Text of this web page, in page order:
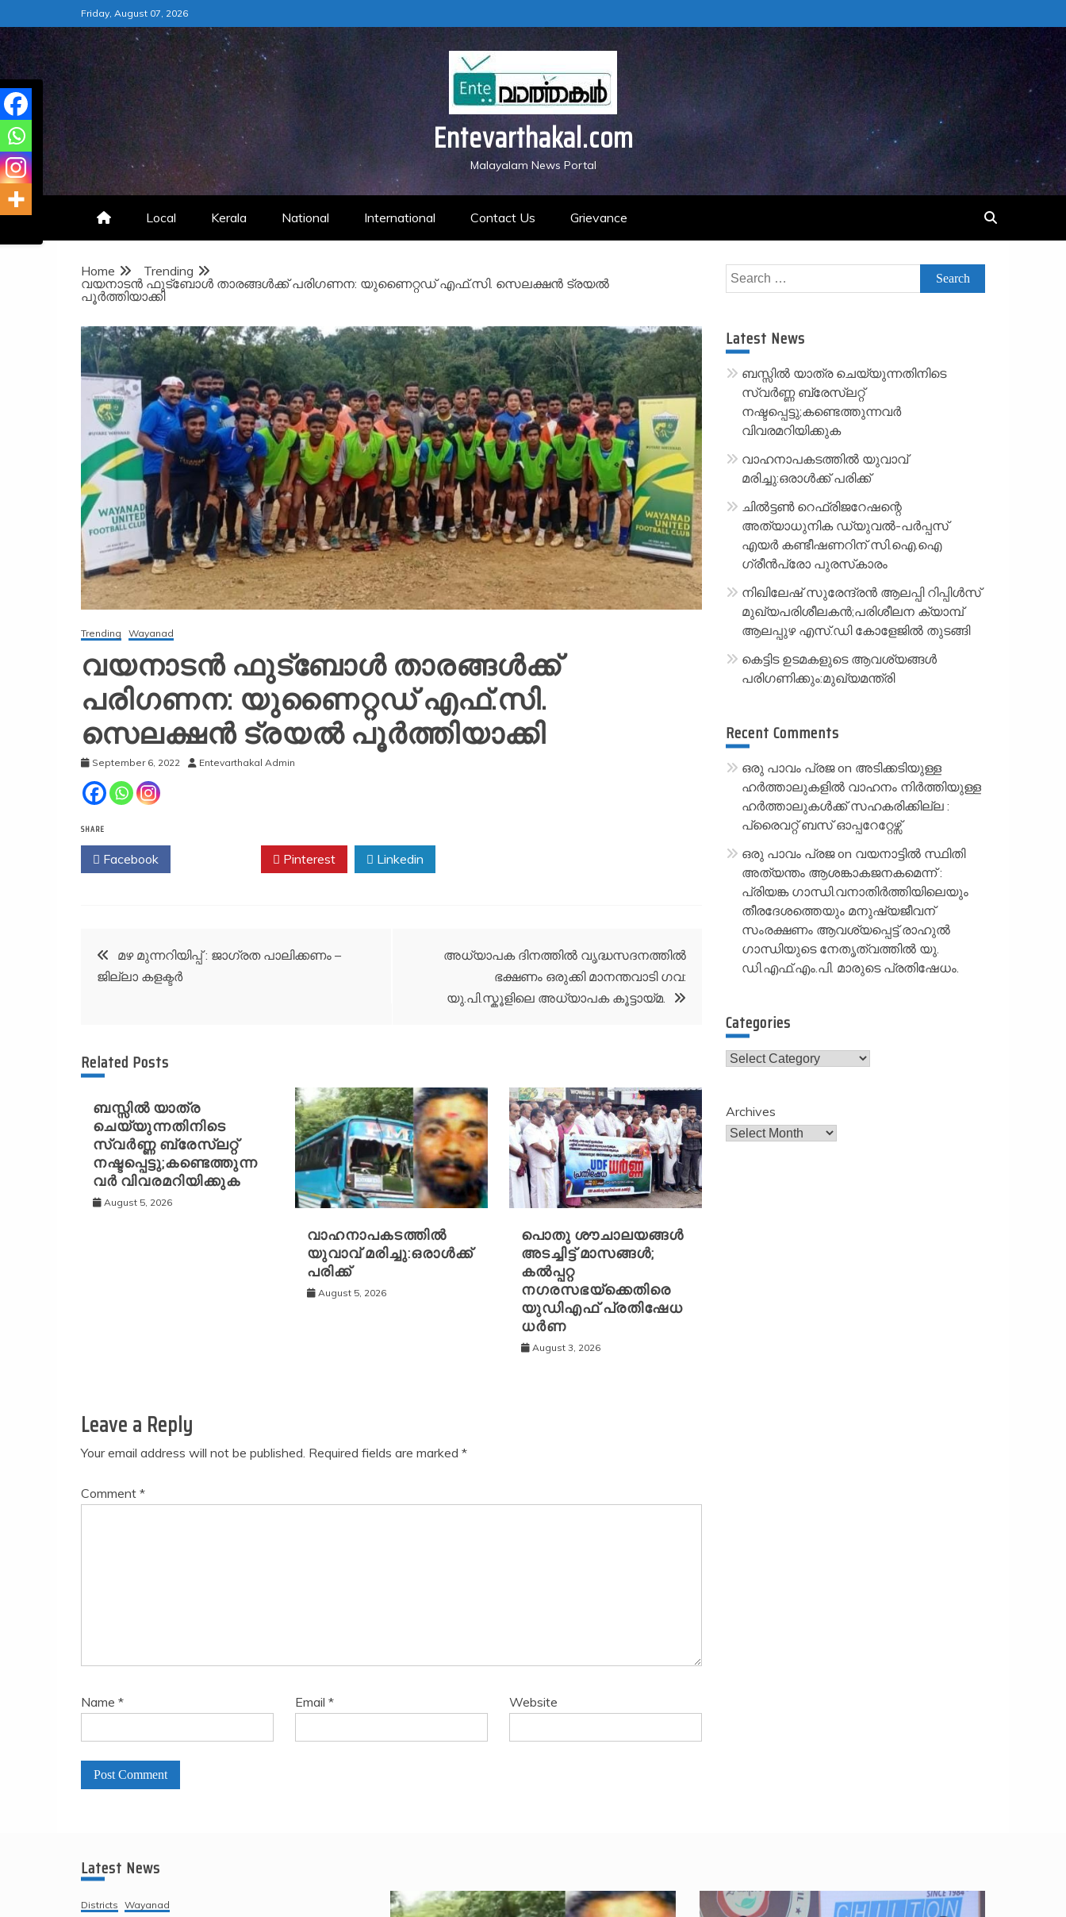
to
content
Friday, August 07, 2026
Entevarthakal.com
Malayalam News Portal
Local Kerala National International Contact Us Grievance
Home
Trending
വയനാടൻ ഫുട്ബോൾ താരങ്ങൾക്ക് പരിഗണന: യുണൈറ്റഡ് എഫ്.സി. സെലക്ഷൻ ട്രയൽ
പൂർത്തിയാക്കി
Trending Wayanad
വയനാടൻ ഫുട്ബോൾ താരങ്ങൾക്ക്
പരിഗണന: യുണൈറ്റഡ് എഫ്.സി.
സെലക്ഷൻ ട്രയൽ പൂർത്തിയാക്കി
September 6, 2022 Entevarthakal Admin
SHARE
Facebook Pinterest Linkedin
Post
navigation
മഴ മുന്നറിയിപ്പ് : ജാഗ്രത പാലിക്കണം –
ജില്ലാ കളക്ടര്‍
അധ്യാപക ദിനത്തിൽ വൃദ്ധസദനത്തിൽ
ഭക്ഷണം ഒരുക്കി മാനന്തവാടി ഗവ:
യു.പി.സ്കൂളിലെ അധ്യാപക കൂട്ടായ്മ.
Related Posts
ബസ്സിൽ യാത്ര
ചെയ്യുന്നതിനിടെ
സ്വർണ്ണ ബ്രേസ്‌ലറ്റ്
നഷ്ടപ്പെട്ടു;കണ്ടെത്തുന്ന
വർ വിവരമറിയിക്കുക
August 5, 2026
വാഹനാപകടത്തിൽ
യുവാവ് മരിച്ചു:ഒരാൾക്ക്
പരിക്ക്
August 5, 2026
പൊതു ശൗചാലയങ്ങൾ
അടച്ചിട്ട് മാസങ്ങൾ;
കൽപ്പറ്റ
നഗരസഭയ്‌ക്കെതിരെ
യുഡിഎഫ് പ്രതിഷേധ
ധർണ
August 3, 2026
Leave a Reply
Your email address will not be published. Required fields are marked *
Comment *
Name * Email* Website
t
e
r
Search
for:
Latest News
ബസ്സിൽ യാത്ര ചെയ്യുന്നതിനിടെ
സ്വർണ്ണ ബ്രേസ്‌ലറ്റ്
നഷ്ടപ്പെട്ടു;കണ്ടെത്തുന്നവർ
വിവരമറിയിക്കുക
വാഹനാപകടത്തിൽ യുവാവ്
മരിച്ചു:ഒരാൾക്ക് പരിക്ക്
ചിൽട്ടൺ റെഫ്രിജറേഷന്റെ
അത്യാധുനിക ഡ്യുവൽ-പർപ്പസ്
എയർ കണ്ടീഷണറിന് സി.ഐ.ഐ
ഗ്രീൻപ്രോ പുരസ്‌കാരം
നിഖിലേഷ് സുരേന്ദ്രൻ ആലപ്പി റിപ്പിൾസ്
മുഖ്യപരിശീലകൻ;പരിശീലന ക്യാമ്പ്
ആലപ്പുഴ എസ്.ഡി കോളേജിൽ തുടങ്ങി
കെട്ടിട ഉടമകളുടെ ആവശ്യങ്ങൾ
പരിഗണിക്കും:മുഖ്യമന്ത്രി
Recent Comments
ഒരു പാവം പ്രജon അടിക്കടിയുള്ള
ഹർത്താലുകളിൽ വാഹനം നിർത്തിയുള്ള
ഹർത്താലുകൾക്ക് സഹകരിക്കില്ല :
പ്രൈവറ്റ് ബസ് ഓപ്പറേറ്റേഴ്സ്
ഒരു പാവം പ്രജon വയനാട്ടിൽ സ്ഥിതി
അത്യന്തം ആശങ്കാകജനകമെന്ന് :
പ്രിയങ്ക ഗാന്ധി.വനാതിർത്തിയിലെയും
തീരദേശത്തെയും മനുഷ്യജീവന്
സംരക്ഷണം ആവശ്യപ്പെട്ട് രാഹുൽ
ഗാന്ധിയുടെ നേതൃത്വത്തിൽ യു.
ഡി.എഫ്.എം.പി. മാരുടെ പ്രതിഷേധം.
Categories
Categories
Archives
Latest News
Districts Wayanad